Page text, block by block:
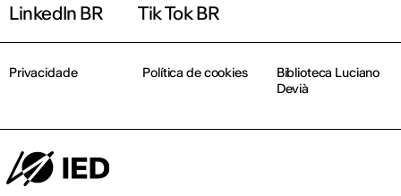
LinkedIn BR
Tik Tok BR
Privacidade Política de cookies
Biblioteca Luciano
Devià